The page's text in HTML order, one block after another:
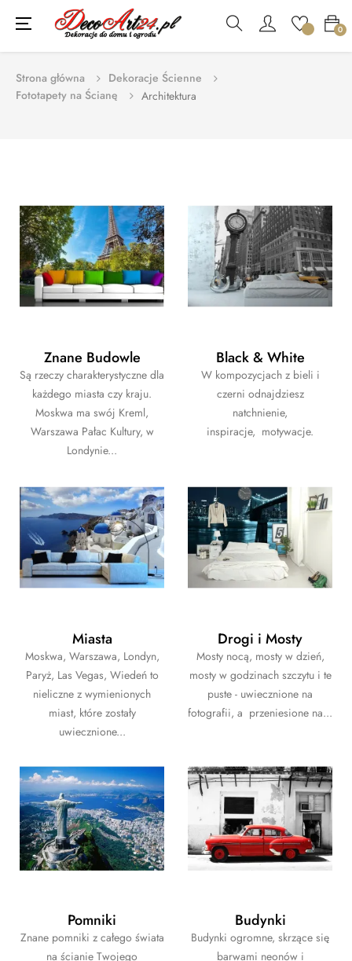
0
Toggle
navigation
☰
Strona główna
Dekoracje Ścienne
Fototapety na Ścianę
Architektura
Znane Budowle
Są rzeczy charakterystyczne dla
każdego miasta czy kraju.
Moskwa ma swój Kreml,
Warszawa Pałac Kultury, w
Londynie...
Black & White
W kompozycjach z bieli i
czerni odnajdziesz
natchnienie,
inspiracje, motywacje.
Miasta
Moskwa, Warszawa, Londyn,
Paryż, Las Vegas, Wiedeń to
nieliczne z wymienionych
miast, które zostały
uwiecznione...
Drogi i Mosty
Mosty nocą, mosty w dzień,
mosty w godzinach szczytu i te
puste - uwiecznione na
fotografii, a przeniesione na...
Pomniki
Znane pomniki z całego świata
na ścianie Twojego
Budynki
Budynki ogromne, skrzące się
barwami neonów i